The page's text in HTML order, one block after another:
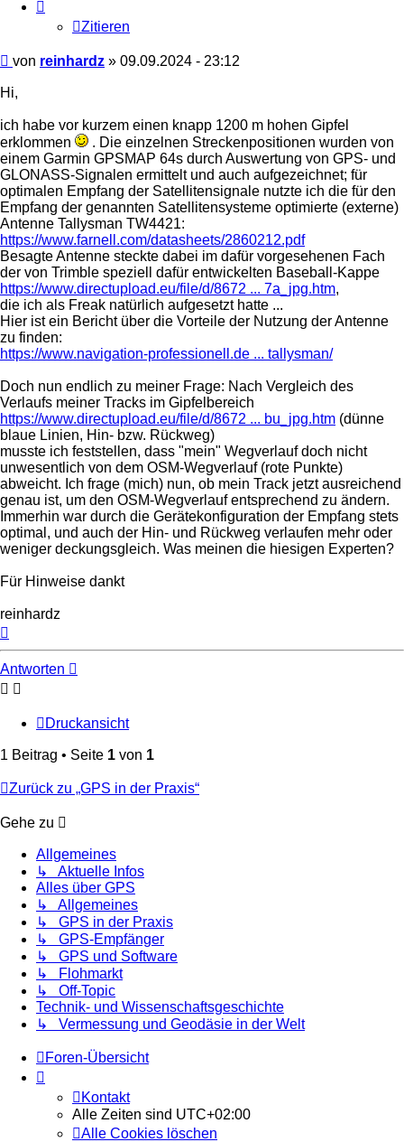
Zitieren
Beitrag
von reinhardz » 09.09.2024 - 23:12
Hi,
ich habe vor kurzem einen knapp 1200 m hohen Gipfel
erklommen
. Die einzelnen Streckenpositionen wurden von
einem Garmin GPSMAP 64s durch Auswertung von GPS- und
GLONASS-Signalen ermittelt und auch aufgezeichnet; für
optimalen Empfang der Satellitensignale nutzte ich die für den
Empfang der genannten Satellitensysteme optimierte (externe)
Antenne Tallysman TW4421:
https://www.farnell.com/datasheets/2860212.pdf
Besagte Antenne steckte dabei im dafür vorgesehenen Fach
der von Trimble speziell dafür entwickelten Baseball-Kappe
https://www.directupload.eu/file/d/8672 ... 7a_jpg.htm,
die ich als Freak natürlich aufgesetzt hatte ...
Hier ist ein Bericht über die Vorteile der Nutzung der Antenne
zu finden:
https://www.navigation-professionell.de ... tallysman/
Doch nun endlich zu meiner Frage: Nach Vergleich des
Verlaufs meiner Tracks im Gipfelbereich
https://www.directupload.eu/file/d/8672 ... bu_jpg.htm (dünne
blaue Linien, Hin- bzw. Rückweg)
musste ich feststellen, dass "mein" Wegverlauf doch nicht
unwesentlich von dem OSM-Wegverlauf (rote Punkte)
abweicht. Ich frage (mich) nun, ob mein Track jetzt ausreichend
genau ist, um den OSM-Wegverlauf entsprechend zu ändern.
Immerhin war durch die Gerätekonfiguration der Empfang stets
optimal, und auch der Hin- und Rückweg verlaufen mehr oder
weniger deckungsgleich. Was meinen die hiesigen Experten?
Für Hinweise dankt
reinhardz
Antworten
Druckansicht
1 Beitrag • Seite 1 von 1
Zurück zu „GPS in der Praxis“
Gehe zu
Allgemeines
↳ Aktuelle Infos
Alles über GPS
↳ Allgemeines
↳ GPS in der Praxis
↳ GPS-Empfänger
↳ GPS und Software
↳ Flohmarkt
↳ Off-Topic
Technik- und Wissenschaftsgeschichte
↳ Vermessung und Geodäsie in der Welt
Foren-Übersicht
Kontakt
Alle Zeiten sind UTC+02:00
Alle Cookies löschen